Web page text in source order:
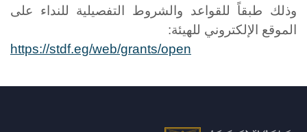
وذلك طبقاً للقواعد والشروط التفصيلية للنداء على
الموقع الإلكتروني للهيئة:
https://stdf.eg/web/grants/open